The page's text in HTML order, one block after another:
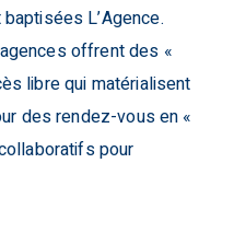
L’Agence.
offrent des «
libre qui matérialisent
des rendez-vous en «
pour